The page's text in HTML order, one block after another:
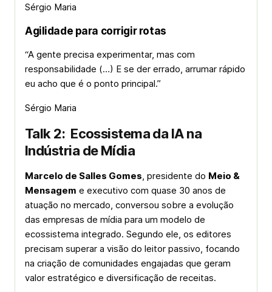
Sérgio Maria
Agilidade para corrigir rotas
“A gente precisa experimentar, mas com
responsabilidade (…) E se der errado, arrumar rápido
eu acho que é o ponto principal.”
Sérgio Maria
Talk 2: Ecossistema da IA na
Indústria de Mídia
Marcelo de Salles Gomes , presidente do Meio &
Mensagem e executivo com quase 30 anos de
atuação no mercado, conversou sobre a evolução
das empresas de mídia para um modelo de
ecossistema integrado. Segundo ele, os editores
precisam superar a visão do leitor passivo, focando
na criação de comunidades engajadas que geram
valor estratégico e diversificação de receitas.